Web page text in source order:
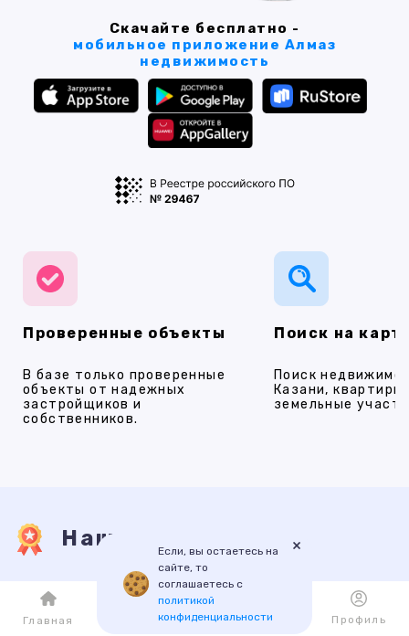
Скачайте бесплатно -
мобильное приложение Алмаз
недвижимость
Проверенные объекты
В базе только проверенные
объекты от надежных
застройщиков и
собственников.
Поиск на
Поиск
Казани,
земельные
Наши услуги
ПРОДАЖА АРЕНДА НОВОСТРОЙКИ ИПОТЕКА
Если, вы остаетесь на
сайте, то
соглашаетесь с
политикой
конфиденциальности
×
Главная Каталог Избранное Профиль